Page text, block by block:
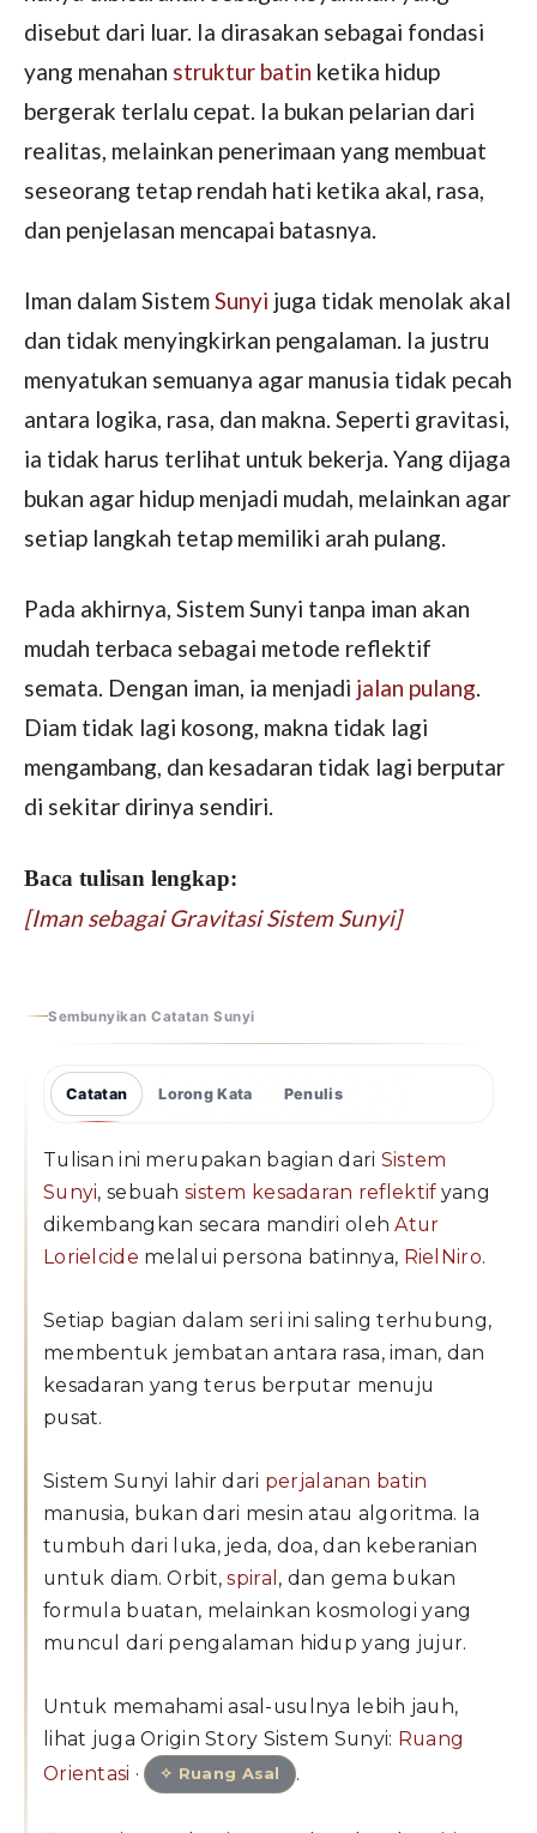
disebut dari luar. Ia dirasakan sebagai fondasi
yang menahan struktur batin ketika hidup
bergerak terlalu cepat. Ia bukan pelarian dari
realitas, melainkan penerimaan yang membuat
seseorang tetap rendah hati ketika akal, rasa,
dan penjelasan mencapai batasnya.
Iman dalam SistemSunyi juga tidak menolak akal
dan tidak menyingkirkan pengalaman. Ia justru
menyatukan semuanya agar manusia tidak pecah
antara logika, rasa, dan makna. Seperti gravitasi,
ia tidak harus terlihat untuk bekerja. Yang dijaga
bukan agar hidup menjadi mudah, melainkan agar
setiap langkah tetap memiliki arah pulang.
Pada akhirnya, Sistem Sunyi tanpa iman akan
mudah terbaca sebagai metode reflektif
semata. Dengan iman, ia menjadi jalan pulang.
Diam tidak lagi kosong, makna tidak lagi
mengambang, dan kesadaran tidak lagi berputar
di sekitar dirinya sendiri.
Baca tulisan lengkap:
[Iman sebagai Gravitasi Sistem Sunyi]
Sembunyikan Catatan Sunyi
Catatan Lorong Kata Penulis
Tulisan ini merupakan bagian dari Sistem
Sunyi, sebuah sistem kesadaran reflektifyang
dikembangkan secara mandiri olehAtur
Lorielcide melalui persona batinnya, RielNiro.
Setiap bagian dalam seri ini saling terhubung,
membentuk jembatan antara rasa, iman, dan
kesadaran yang terus berputar menuju
pusat.
Sistem Sunyi lahir dari perjalanan batin
manusia, bukan dari mesin atau algoritma. Ia
tumbuh dari luka, jeda, doa, dan keberanian
untuk diam. Orbit,spiral , dan gema bukan
formula buatan, melainkan kosmologi yang
muncul dari pengalaman hidup yang jujur.
Untuk memahami asal-usulnya lebih jauh,
lihat juga Origin Story Sistem Sunyi: Ruang
Orientasi · ✧ Ruang Asal .